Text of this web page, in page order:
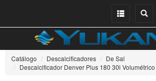
Buscar
Menu
Catálogo Descalcificadores
De Sal
Descalcificador Denver Plus 180 30l Volumétrico